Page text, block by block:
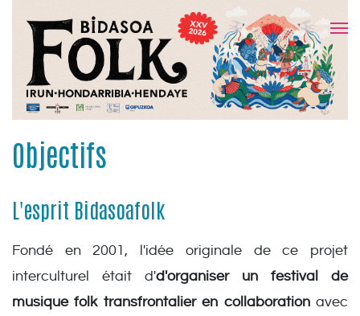
Objectifs
L'esprit Bidasoafolk
Fondé en 2001, l'idée originale de ce projet
interculturel était d'd'organiser un festival de
musique folk transfrontalier en collaborationavec